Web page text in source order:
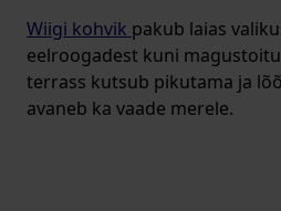
Wiigi kohvik pakub laias
eelroogadest kuni
terrass kutsub pikutama ja
avaneb ka vaade merele.